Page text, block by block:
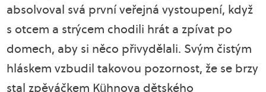
absolvoval svá první veřejná vystoupení, když
s otcem a strýcem chodili hrát a zpívat po
domech, aby si něco přivydělali. Svým čistým
hláskem vzbudil takovou pozornost, že se brzy
stal zpěváčkem Kühnova dětského